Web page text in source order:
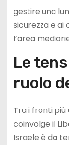
gestire una
sicurezza e
l’area
Le
ruolo
Tra i fronti
coinvolge il
Israele è da